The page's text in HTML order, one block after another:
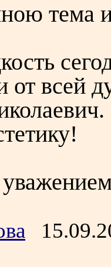
тема
от всей